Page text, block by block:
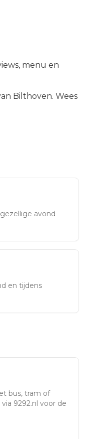
menu en
Bilthoven. Wees
avond
en tijdens
bus, tram of
9292.nl voor de